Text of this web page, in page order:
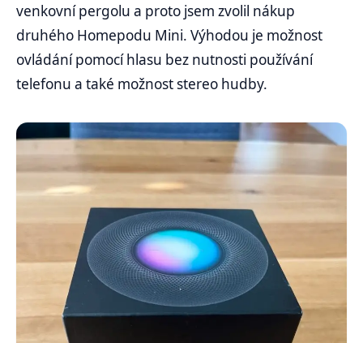
venkovní pergolu a proto jsem zvolil nákup
druhého Homepodu Mini. Výhodou je možnost
ovládání pomocí hlasu bez nutnosti používání
telefonu a také možnost stereo hudby.